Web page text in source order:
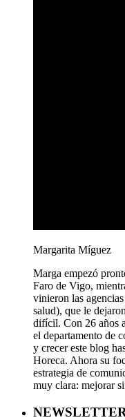
Margarita Míguez
Marga empezó
Faro de Vigo,
vinieron las
salud), que le
difícil. Con 26 años
el departamento de
y crecer este blog
Horeca. Ahora su
estrategia de
muy clara: mejorar